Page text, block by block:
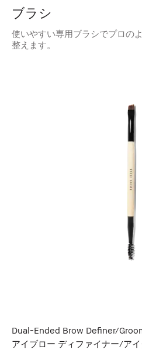
ブラシ
使いやすい専用ブラシでプロの
整えます。
Dual-Ended Brow Definer/
アイブロー ディファイナー/ア